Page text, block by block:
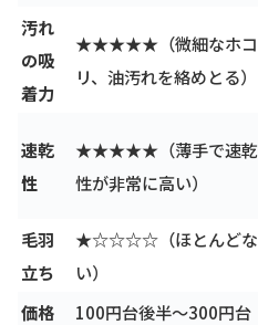
汚れ
の吸
着力
★★★★★（微細なホコ
リ、油汚れを絡めとる）
速乾
性
★★★★★（薄手で速乾
性が非常に高い）
毛羽
立ち
★☆☆☆☆（ほとんどな
い）
価格
100円台後半～300円台